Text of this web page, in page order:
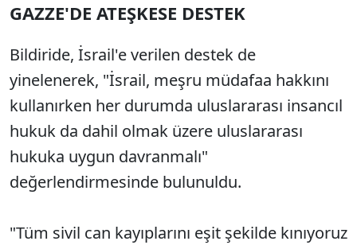
GAZZE'DE ATEŞKESE DESTEK
Bildiride, İsrail'e verilen destek de
yinelenerek, "İsrail, meşru müdafaa hakkını
kullanırken her durumda uluslararası insancıl
hukuk da dahil olmak üzere uluslararası
hukuka uygun davranmalı"
değerlendirmesinde bulunuldu.
"Tüm sivil can kayıplarını eşit şekilde kınıyoruz